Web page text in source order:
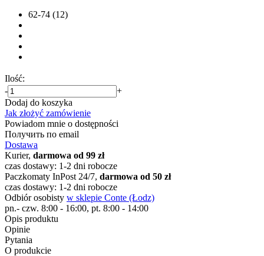
62-74 (12)
Ilość:
-
+
Dodaj do koszyka
Jak złożyć zamówienie
Powiadom mnie o dostępności
Получить по email
Dostawa
Kurier, darmowa od 99 zł
czas dostawy: 1-2 dni robocze
Paczkomaty InPost 24/7, darmowa od 50 zł
czas dostawy: 1-2 dni robocze
Odbiór osobisty w sklepie Conte (Łodz)
pn.- czw. 8:00 - 16:00, pt. 8:00 - 14:00
Opis produktu
Opinie
Pytania
O produkcie